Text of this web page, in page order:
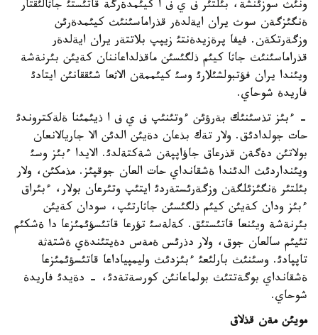
ونئث سوزئنشة، بئلتئر ف ي ف ا كيئمدةرگة قاتئستئ جاثالئقتار
ةنگئزگةن سوث يران ايةلدةر قذراماسئنئث كيئمدةرئن
وزگةرتكةن. فيفا پرةزيدةنتئ زيپپ بلاتتةر يران ايةلدةر
قذراماسئنئث جاثا كيئم ذلگئسئن ماقذلداعاننان كةيئن بئرنةشة
ويئندا يران فؤتبولشئلارئ وسئ كيئممةن الاثعا شئققانئن ايتادئ
فاريدة شوحاي.
- ءبئز تذسئنئك بةرؤئن ءوتئنئپ ف ي ف ا ذيئمئنا ةلةكتروندئ
حات جولدادئق. ولار تةك بذعان دةيئن الدئن الا جاريالانعان
بولاتئن دةگةن قذرعاق جاؤاپپةن شةكتةلدئ. الايدا ءبئز وسئ
ويئنداردئث الدئندا ةشقانداي حات العان جوقپئز. مذمكئن، ولار
بئلتئر ةنگئزئلگةن وزگةرئستةردئ ايتئپ وتئرعان بولار، ءبئراق
ءبئز ودان كةيئن كيئم ذلگئسئن جاثارتئپ، سودان كةيئن
بئرنةشة ويئنعا قاتئستئق. كةلةسئ تؤرعا قاتئسؤئمئزعا دا ةشكئم
تئيئم سالعان جوق، ولار دذرئس ةمةس دةيتئندةي ةشتةثة
تاپپادئ. وسئنئث بارلئعئ ءبئزدئث وليمپياداعا قاتئسؤئمئزعا
ةشقانداي بوگةتتئث بولماعانئن كورسةتةدئ، - دةيدئ فاريدة
شوحاي.
مويئن مةن قذلاق